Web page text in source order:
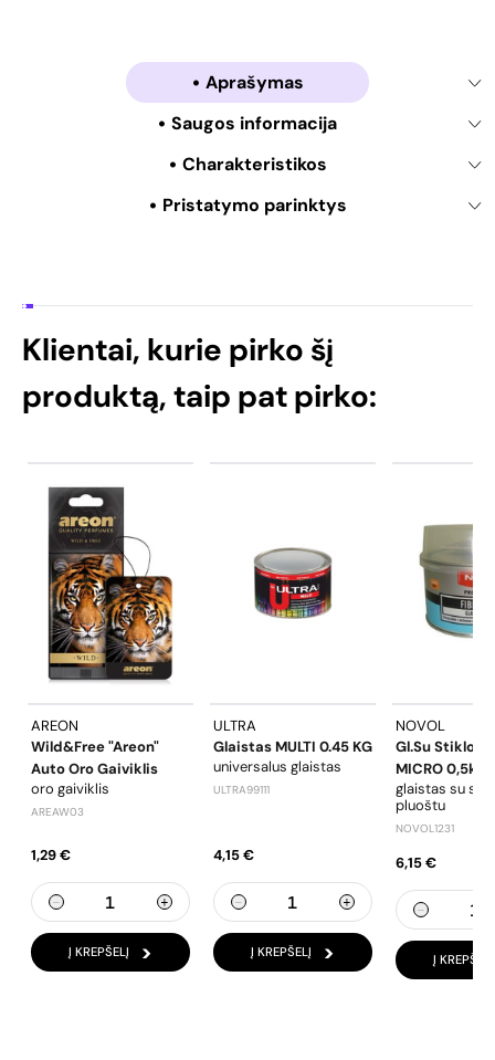
Aprašymas
Saugos informacija
Charakteristikos
Pristatymo parinktys
Klientai, kurie pirko šį
produktą, taip pat pirko:
AREON
Wild&Free "Areon"
Auto Oro Gaiviklis
oro gaiviklis
AREAW03
1,29 €
Į KREPŠELĮ
ULTRA
Glaistas MULTI 0.45 KG
universalus glaistas
ULTRA99111
4,15 €
Į KREPŠELĮ
NOVOL
Gl.su Stiklo Pl.
MICRO 0,5kg
glaistas su
pluoštu
NOVOL1231
6,15 €
Į KREPŠELĮ